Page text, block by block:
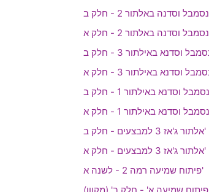
אלתור ג'אז 3 למבצעים - חלק ב'
אלתור ג'אז 3 למבצעים - חלק א'
פיתוח שמיעה רמה 2 - לשנה א'
פיתוח שמיעה א' - חלק ב' (מקוון)